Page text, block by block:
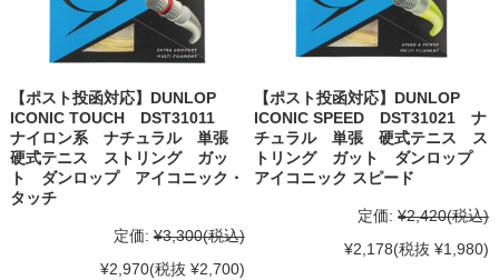
【ポスト投函対応】DUNLOP
ICONIC TOUCH DST31011
ナイロン系 ナチュラル 単張
硬式テニス ストリング ガッ
ト ダンロップ アイコニック・
タッチ
定価: ¥3,300(税込)
¥2,970(税抜 ¥2,700)
【ポスト投函対応】DUNLOP
ICONIC SPEED DST31021 ナ
チュラル 単張 硬式テニス ス
トリング ガット ダンロップ
アイコニック スピード
定価: ¥2,420(税込)
¥2,178(税抜 ¥1,980)